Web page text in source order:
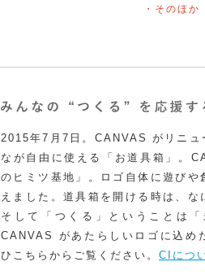
・そのほか
2015年7月7日。CANVAS がリニュ
なが自由に使える「お道具箱」。
のヒミツ基地」。ロゴ自体に遊び
えました。道具箱を開ける時は、
そして「つくる」ということは
CANVAS があたらしいロゴに込め
ひこちらからご覧ください。 CIにつ